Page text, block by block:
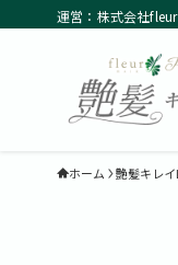
運営：株式会社
ホーム 艶髪キレ